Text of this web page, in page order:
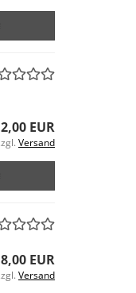
EUR
Versand
8,00 EUR
Versand